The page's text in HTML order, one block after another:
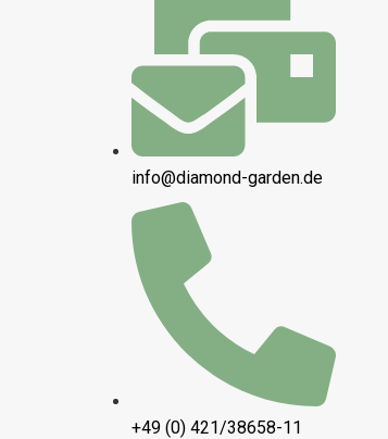
info@diamond-garden.de
+49 (0) 421/38658-11